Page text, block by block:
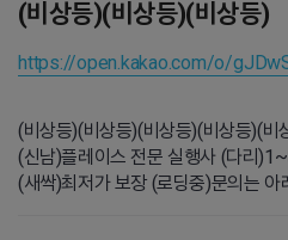
(비상등)(비상등)(비상등)
https://open.kakao.com/o/
(비상등)(비상등)(비상등)(비상등)(비
(신남)플레이스 전문 실행사 (다리
(새싹)최저가 보장 (로딩중)문의는 아